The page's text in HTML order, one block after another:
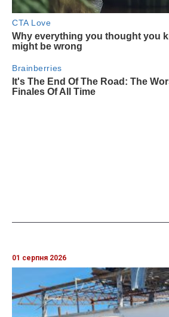
01 серпня 2026